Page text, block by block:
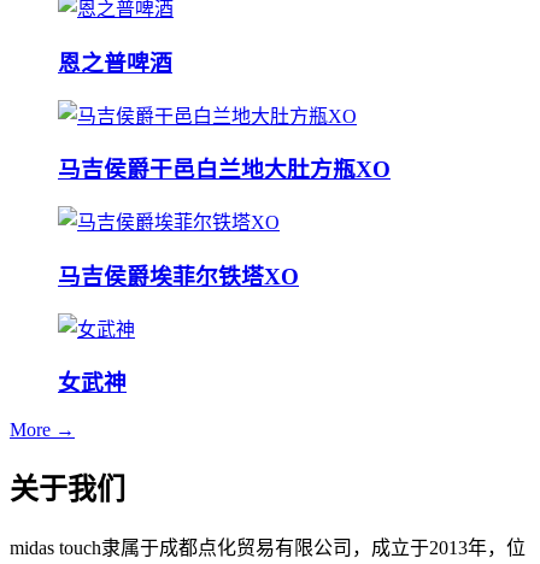
恩之普啤酒
马吉侯爵干邑白兰地大肚方瓶XO
马吉侯爵埃菲尔铁塔XO
女武神
More →
关于我们
midas touch隶属于成都点化贸易有限公司，成立于2013年，位